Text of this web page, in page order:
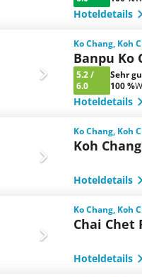
Hoteldetails
Ko Chang, Koh
Banpu Ko
5.2/
6.0
Sehr
100 %
Hoteldetails
Ko Chang, Koh
Koh
Hoteldetails
Ko Chang, Koh
Chai Chet
Hoteldetails